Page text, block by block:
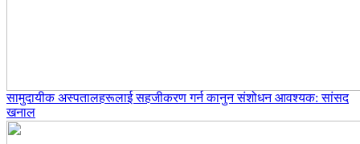
सामुदायीक अस्पतालहरूलाई सहजीकरण गर्न कानुन संशोधन आवश्यक: सांसद
खनाल